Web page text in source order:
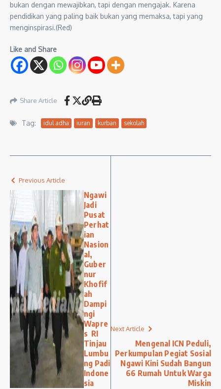
bukan dengan mewajibkan, tapi dengan mengajak. Karena
pendidikan yang paling baik bukan yang memaksa, tapi yang
menginspirasi.(Red)
Like and Share
Share Article
Tag: idul adha iuran kurban sekolah
Previous Article
Ngawi
Jadi
Pusat
Perhat
ian
Nasion
al,
Guber
nur
Khofif
ah
Dampi
ngi
Wapre
s RI
Tinjau
Lumbu
ng Padi
Indone
sia
Next Article
Mengenal ICN Peduli,
Perkumpulan Pegiat Sosial
Ngawi Kini Sudah Bangun
66 Rumah Untuk Warga
Miskin